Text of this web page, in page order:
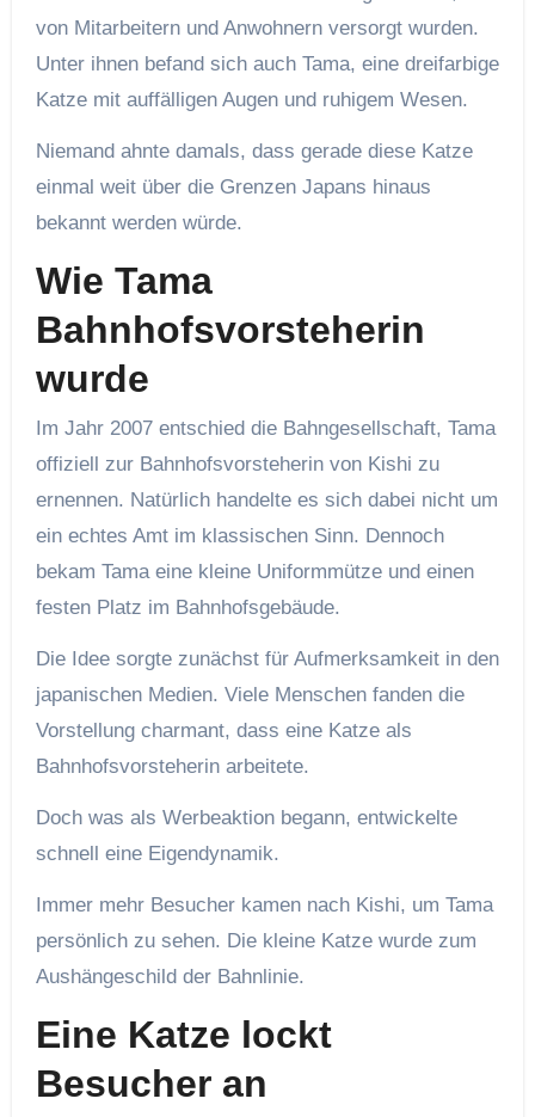
von Mitarbeitern und Anwohnern versorgt wurden.
Unter ihnen befand sich auch Tama, eine dreifarbige
Katze mit auffälligen Augen und ruhigem Wesen.
Niemand ahnte damals, dass gerade diese Katze
einmal weit über die Grenzen Japans hinaus
bekannt werden würde.
Wie Tama
Bahnhofsvorsteherin
wurde
Im Jahr 2007 entschied die Bahngesellschaft, Tama
offiziell zur Bahnhofsvorsteherin von Kishi zu
ernennen. Natürlich handelte es sich dabei nicht um
ein echtes Amt im klassischen Sinn. Dennoch
bekam Tama eine kleine Uniformmütze und einen
festen Platz im Bahnhofsgebäude.
Die Idee sorgte zunächst für Aufmerksamkeit in den
japanischen Medien. Viele Menschen fanden die
Vorstellung charmant, dass eine Katze als
Bahnhofsvorsteherin arbeitete.
Doch was als Werbeaktion begann, entwickelte
schnell eine Eigendynamik.
Immer mehr Besucher kamen nach Kishi, um Tama
persönlich zu sehen. Die kleine Katze wurde zum
Aushängeschild der Bahnlinie.
Eine Katze lockt
Besucher an